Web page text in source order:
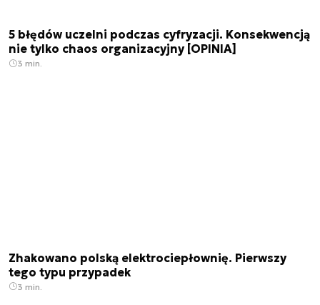
5 błędów uczelni podczas cyfryzacji. Konsekwencją
nie tylko chaos organizacyjny [OPINIA]
3 min.
Zhakowano polską elektrociepłownię. Pierwszy
tego typu przypadek
3 min.